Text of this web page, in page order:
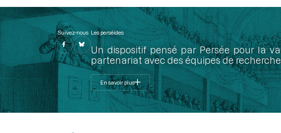
Suivez-nous Les perséides
Un dispositif pensé par Persée pour la
partenariat avec des équipes de
En savoir plus